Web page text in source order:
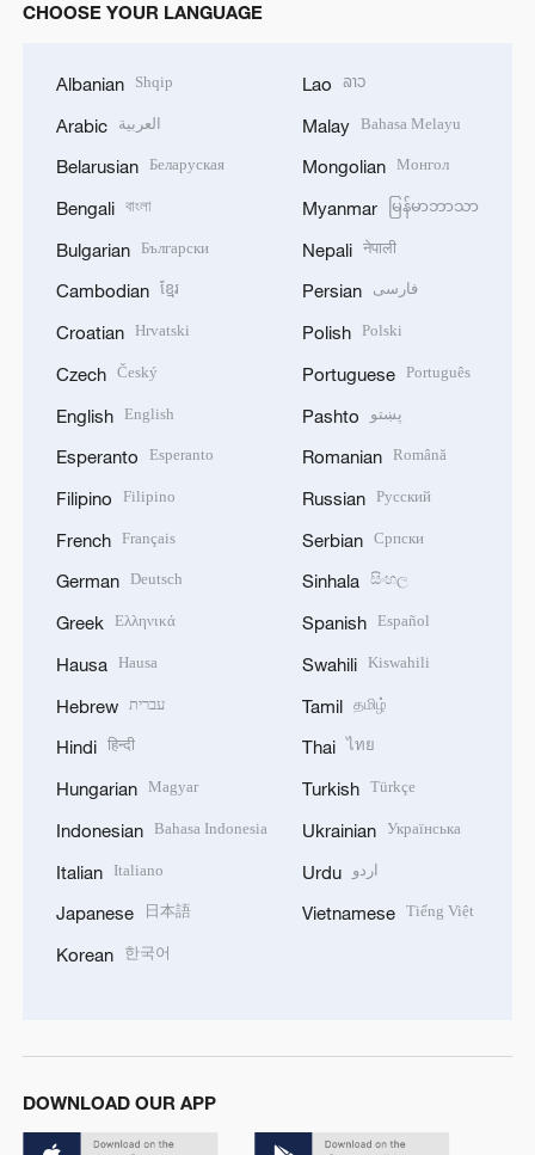
CHOOSE YOUR LANGUAGE
Albanian Shqip
Arabic العربية
Belarusian Беларуская
Bengali বাংলা
Bulgarian Български
Cambodian ខ្មែរ
Croatian Hrvatski
Czech Český
English English
Esperanto Esperanto
Filipino Filipino
French Français
German Deutsch
Greek Ελληνικά
Hausa Hausa
Hebrew עברית
Hindi हिन्दी
Hungarian Magyar
Indonesian Bahasa Indonesia
Italian Italiano
Japanese 日本語
Korean 한국어
Lao ລາວ
Malay Bahasa Melayu
Mongolian Монгол
Myanmar မြန်မာဘာသာ
Nepali नेपाली
Persian فارسی
Polish Polski
Portuguese Português
Pashto پښتو
Romanian Română
Russian Русский
Serbian Српски
Sinhala සිංහල
Spanish Español
Swahili Kiswahili
Tamil தமிழ்
Thai ไทย
Turkish Türkçe
Ukrainian Українська
Urdu اردو
Vietnamese Tiếng Việt
DOWNLOAD OUR APP